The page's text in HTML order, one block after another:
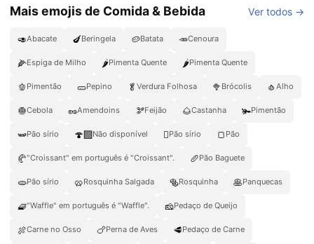
Mais emojis de Comida & Bebida Ver todos →
🥑Abacate 🍆Beringela 🥔Batata 🥕Cenoura
🌽Espiga de Milho 🌶️Pimenta Quente 🌶Pimenta Quente
🫑 Pimentão 🥒Pepino 🥬 Verdura Folhosa 🥦 Brócolis 🧄 Alho
🧅Cebola 🥜Amendoins 🫘Feijão 🌰Castanha 🫚Pimentão
🫛Pão sírio 🍄‍🟫Não disponível 🫜Pão sírio 🍞 Pão
🥐"Croissant" em português é "Croissant". 🥖Pão Baguete
🫓Pão sírio 🥨Rosquinha Salgada 🥯Rosquinha 🥞Panquecas
🧇"Waffle" em português é "Waffle". 🧀Pedaço de Queijo
🍖Carne no Osso 🍗Perna de Aves 🥩Pedaço de Carne